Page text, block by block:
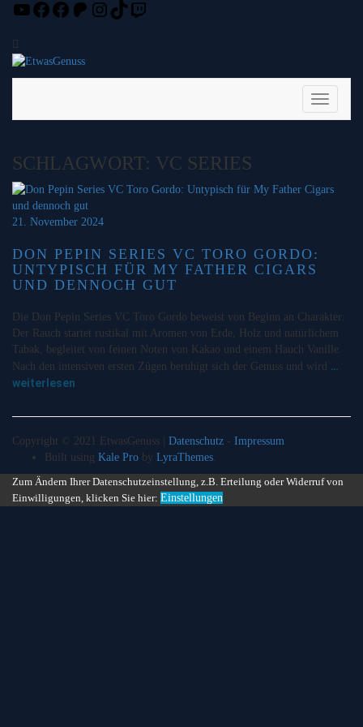
Skip
content
YouTube
Facebook
Facebook
Patreon
Instagram
TikTok
Twitch
Toggle
SCHLAGWORT: VC SERIES
21. November 2024
DON PEPIN SERIES VC TORO GORDO:
UNTYPISCH FÜR MY FATHER CIGARS
UND DENNOCH GUT
Die Don Pepin Series VC Toro Gordo beweist von Beginn an Charakter:
Der Rauch startet rustikal mit Aromen von Erde, Holz und natürlichem
Tabak, begleitet von feinen Noten von Kakao und einem Hauch Vanille.
Nach den intensiven ersten Zügen beruhigt sich der Genuss und wird …
weiterlesen
Copyright © 2021 EtwasGenuss | Datenschutz - Impressum
Built using Kale Pro by LyraThemes
Zum Ändern Ihrer Datenschutzeinstellung, z.B. Erteilung oder Widerruf von
Einwilligungen, klicken Sie hier: Einstellungen